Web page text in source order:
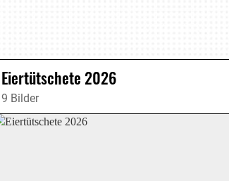
Eiertütschete 2026
9 Bilder